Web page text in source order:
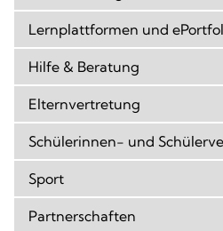
Lernplattformen und
Hilfe & Beratung
Elternvertretung
Schülerinnen- und
Sport
Partnerschaften